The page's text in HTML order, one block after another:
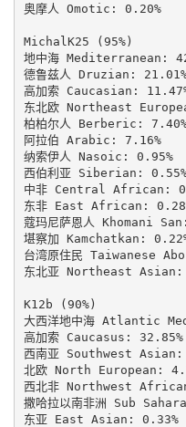
奥摩人 Omotic: 0.20%
MichalK25 (95%)
地中海 Mediterranean:
德鲁兹人 Druzian:
高加索 Caucasian:
东北欧 Northeast
柏柏尔人 Berberic:
阿拉伯 Arabic: 7.16%
纳索伊人 Nasoic: 0.95%
西伯利亚 Siberian:
中非 Central African:
东非 East African:
蔻玛尼萨恩人 Khomani
堪察加 Kamchatkan:
台湾原住民 Taiwanese
东北亚 Northeast Asian:
K12b (90%)
大西洋地中海 Atlantic
高加索 Caucasus: 32.85%
西南亚 Southwest Asian:
北欧 North European:
西北非 Northwest
撒哈拉以南非洲 Sub
东亚 East Asian: 0.33%